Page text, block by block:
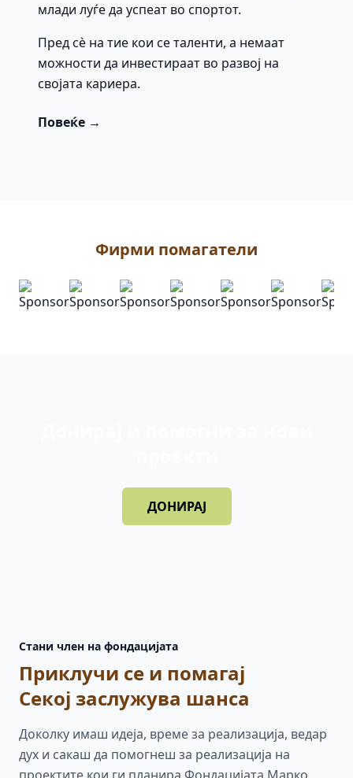
млади луѓе да успеат во спортот.
Пред сè на тие кои се таленти, а немаат
можности да инвестираат во развој на
својата кариера.
Повеќе →
Фирми помагатели
ДОНИРАЈ
Стани член на фондацијата
Приклучи се и помагај
Секој заслужува шанса
Доколку имаш идеја, време за реализација, ведар
дух и сакаш да помогнеш за реализација на